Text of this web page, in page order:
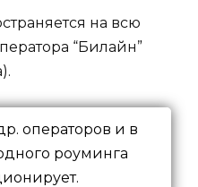
на всю
“Билайн”
операторов и в
роуминга